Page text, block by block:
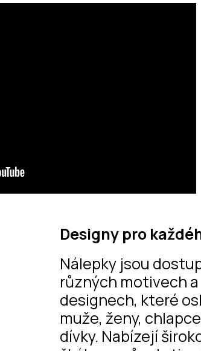
Designy pro
Nálepky jsou
různých motivech a
designech, které
muže, ženy,
dívky. Nabízejí